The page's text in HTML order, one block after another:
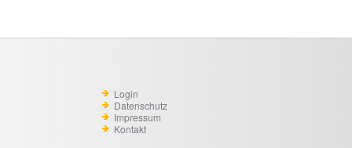
Login
Datenschutz
Impressum
Kontakt